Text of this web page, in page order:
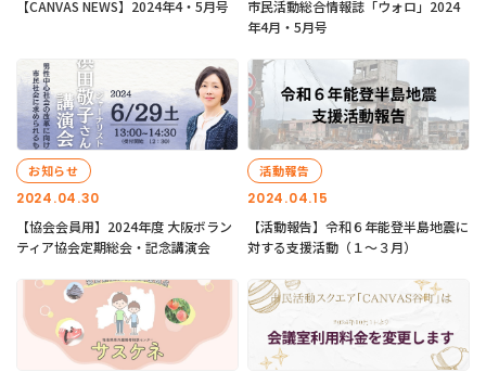
【CANVAS NEWS】2024年4・5月号
市民活動総合情報誌「ウォロ」2024
年4月・5月号
2024.04.30
お知らせ
【協会会員用】2024年度 大阪ボラン
ティア協会定期総会・記念講演会
2024.04.15
活動報告
【活動報告】令和６年能登半島地震に
対する支援活動（１〜３月）